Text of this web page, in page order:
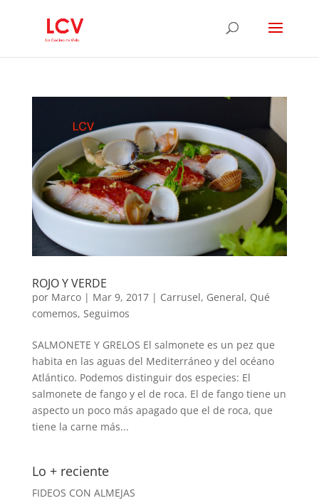
ROJO Y VERDE
por Marco| Mar 9, 2017| Carrusel, General, Qué
comemos, Seguimos
SALMONETE Y GRELOS El salmonete es un pez que
habita en las aguas del Mediterráneo y del océano
Atlántico. Podemos distinguir dos especies: El
salmonete de fango y el de roca. El de fango tiene un
aspecto un poco más apagado que el de roca, que
tiene la carne más...
Lo + reciente
FIDEOS CON ALMEJAS